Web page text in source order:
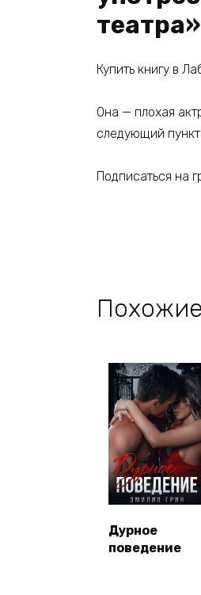
театра»
Купить книгу в
Она — плохая
следующий
Подписаться на
Дурное
поведение